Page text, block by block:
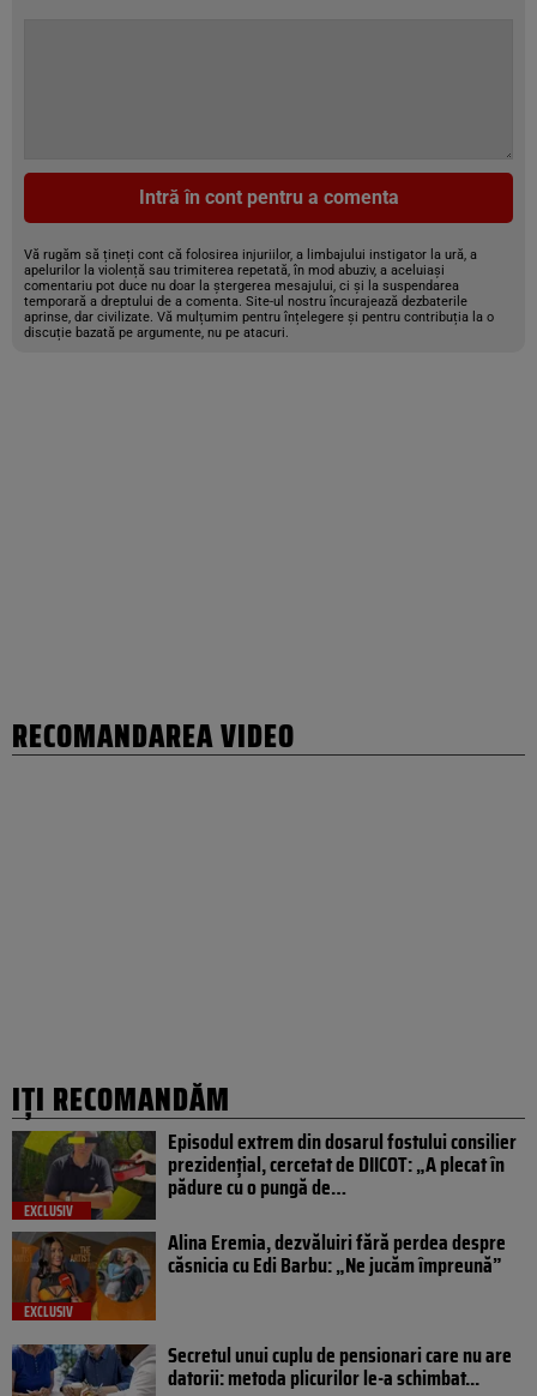
Intră în cont pentru a comenta
Vă rugăm să țineți cont că folosirea injuriilor, a limbajului instigator la ură, a
apelurilor la violență sau trimiterea repetată, în mod abuziv, a aceluiași
comentariu pot duce nu doar la ștergerea mesajului, ci și la suspendarea
temporară a dreptului de a comenta. Site-ul nostru încurajează dezbaterile
aprinse, dar civilizate. Vă mulțumim pentru înțelegere și pentru contribuția la o
discuție bazată pe argumente, nu pe atacuri.
RECOMANDAREA VIDEO
IȚI RECOMANDĂM
EXCLUSIV
Episodul extrem din dosarul fostului consilier
prezidențial, cercetat de DIICOT: „A plecat în
pădure cu o pungă de…
EXCLUSIV
Alina Eremia, dezvăluiri fără perdea despre
căsnicia cu Edi Barbu: „Ne jucăm împreună”
Secretul unui cuplu de pensionari care nu are
datorii: metoda plicurilor le-a schimbat...